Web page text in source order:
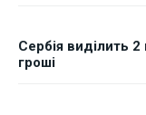
Сербія виділить
гроші